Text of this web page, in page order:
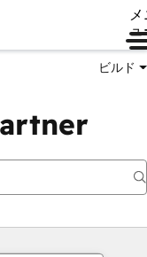
ュ
ビルド